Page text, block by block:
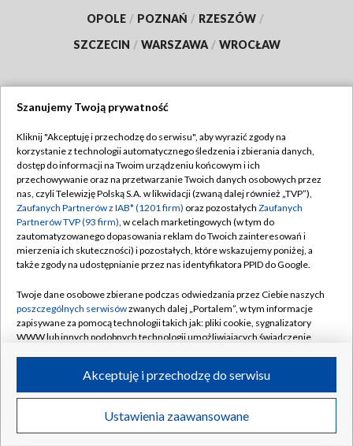
OPOLE / POZNAŃ / RZESZÓW /
SZCZECIN / WARSZAWA / WROCŁAW
TVP
Abonament TVP
Emisja w TVP
Centrum informacji TVP
Naziemna Telewizja Cyfrowa
Rada Programowa
System NOS
Informacje o nadawcy
Program dla prasy
Ogłoszenie przetargowe
Regulamin TVP
Polityka prywatności
Moje zgody
Pomoc
Kontakt
Kanały
©2026 Telewizja Polska S.A. w likwidacji
Szanujemy Twoją prywatność
Kliknij "Akceptuję i przechodzę do serwisu", aby wyrazić zgody na
korzystanie z technologii automatycznego śledzenia i zbierania danych,
dostęp do informacji na Twoim urządzeniu końcowym i ich
przechowywanie oraz na przetwarzanie Twoich danych osobowych przez
nas, czyli Telewizję Polską S.A. w likwidacji (zwaną dalej również „TVP”),
Zaufanych Partnerów z IAB* (1201 firm) oraz pozostałych Zaufanych
Partnerów TVP (93 firm), w celach marketingowych (w tym do
zautomatyzowanego dopasowania reklam do Twoich zainteresowań i
mierzenia ich skuteczności) i pozostałych, które wskazujemy poniżej, a
także zgody na udostępnianie przez nas identyfikatora PPID do Google.
Twoje dane osobowe zbierane podczas odwiedzania przez Ciebie naszych
poszczególnych serwisówzwanych dalej „Portalem”, w tym informacje
zapisywane za pomocą technologii takich jak: pliki cookie, sygnalizatory
WWW lub innych podobnych technologii umożliwiających świadczenie
ruchu w Internecie.
Twoje dane osobowe zbierane podczas odwiedzania przez Ciebie
poszczególnych serwisówna Portalu, takie jak adresy IP, identyfikatory
Ustawienia zaawansowane
Akceptuję i przechodzę do serwisu